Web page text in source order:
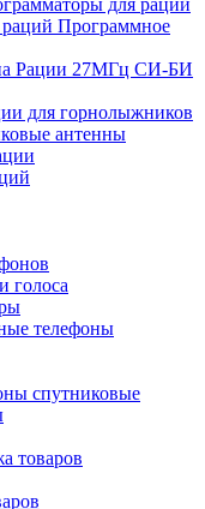
для раций
Программное
Рации 27МГц СИ-БИ
для горнолыжников
антенны
голоса
телефоны
спутниковые
товаров